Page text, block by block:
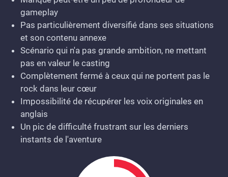
gameplay
Pas particulièrement diversifié dans ses situations
et son contenu annexe
Scénario qui n'a pas grande ambition, ne mettant
pas en valeur le casting
Complètement fermé à ceux qui ne portent pas le
rock dans leur cœur
Impossibilité de récupérer les voix originales en
anglais
Un pic de difficulté frustrant sur les derniers
instants de l'aventure